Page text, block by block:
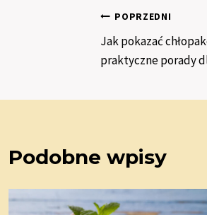
Nawigacja
wpisu
POPRZEDNI
Jak pokazać
praktyczne porady
Podobne wpisy